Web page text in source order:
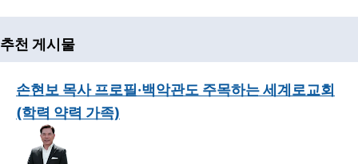
추천 게시물
손현보 목사 프로필·백악관도 주목하는 세계로교회
(학력 약력 가족)